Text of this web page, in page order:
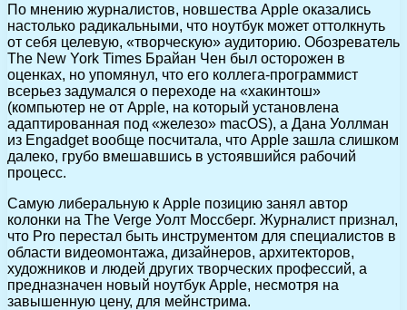
По мнению журналистов, новшества Apple оказались
настолько радикальными, что ноутбук может оттолкнуть
от себя целевую, «творческую» аудиторию. Обозреватель
The New York Times Брайан Чен был осторожен в
оценках, но упомянул, что его коллега-программист
всерьез задумался о переходе на «хакинтош»
(компьютер не от Apple, на который установлена
адаптированная под «железо» macOS), а Дана Уоллман
из Engadget вообще посчитала, что Apple зашла слишком
далеко, грубо вмешавшись в устоявшийся рабочий
процесс.
Самую либеральную к Apple позицию занял автор
колонки на The Verge Уолт Моссберг. Журналист признал,
что Pro перестал быть инструментом для специалистов в
области видеомонтажа, дизайнеров, архитекторов,
художников и людей других творческих профессий, а
предназначен новый ноутбук Apple, несмотря на
завышенную цену, для мейнстрима.